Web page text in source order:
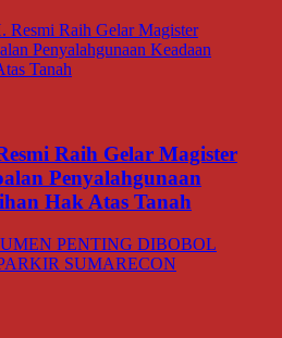
Raih Gelar Magister
Penyalahgunaan
Hak Atas Tanah